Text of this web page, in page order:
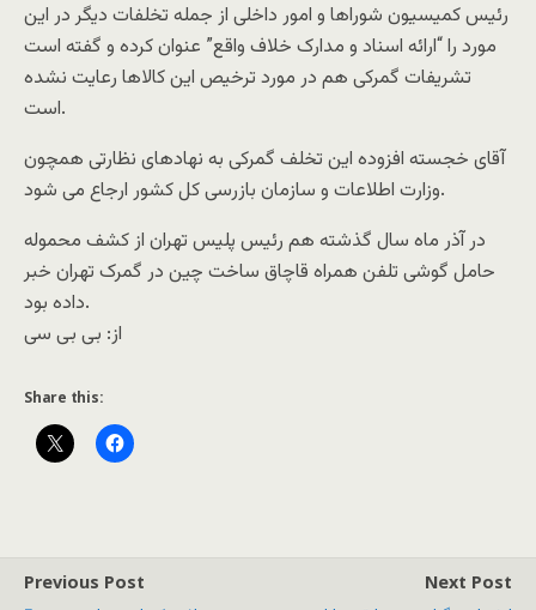
رئیس کمیسیون شوراها و امور داخلی از جمله تخلفات دیگر در این
مورد را “ارائه اسناد و مدارک خلاف واقع” عنوان کرده و گفته است
تشریفات گمرکی هم در مورد ترخیص این کالاها رعایت نشده
است.
آقای خجسته افزوده این تخلف گمرکی به نهادهای نظارتی همچون
وزارت اطلاعات و سازمان بازرسی کل کشور ارجاع می شود.
در آذر ماه سال گذشته هم رئیس پلیس تهران از کشف محموله
حامل گوشی تلفن همراه قاچاق ساخت چین در گمرک تهران خبر
داده بود.
از: بی بی سی
Share this:
Previous Post Next Post